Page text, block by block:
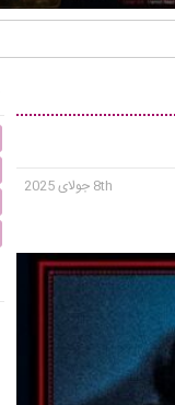
8th جولای 2025